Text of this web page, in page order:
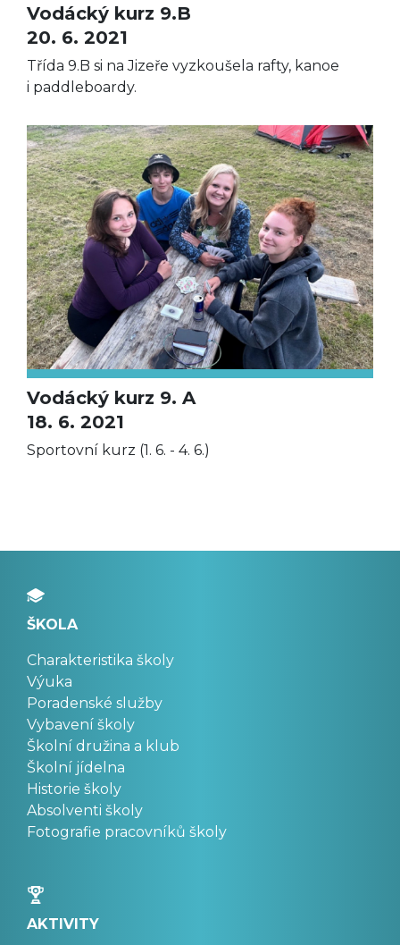
Vodácký kurz 9.B
20. 6. 2021
Třída 9.B si na Jizeře vyzkoušela rafty, kanoe
i paddleboardy.
Vodácký kurz 9. A
18. 6. 2021
Sportovní kurz (1. 6. - 4. 6.)
ŠKOLA
Charakteristika školy
Výuka
Poradenské služby
Vybavení školy
Školní družina a klub
Školní jídelna
Historie školy
Absolventi školy
Fotografie pracovníků školy
AKTIVITY